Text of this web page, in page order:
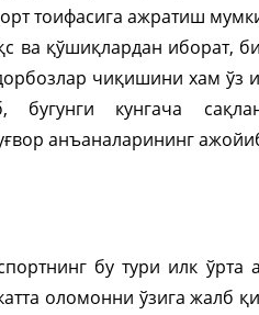
тоифасига ажратиш
ва қўшиқлардан иборат,
чиқишини хам ўз
бугунги кунгача
анъаналарининг
бу тури илк ўрта
оломонни ўзига жалб